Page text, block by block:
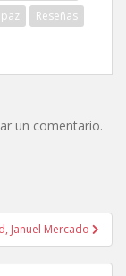
Reseñas
un comentario.
Januel Mercado